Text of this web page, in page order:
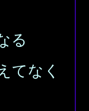
る
てなく